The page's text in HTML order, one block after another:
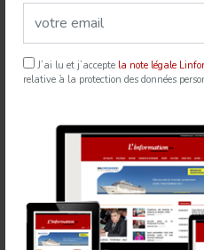
J’ai lu et j’accepte la note légale
relative à la protection des données
mapexpress.ma